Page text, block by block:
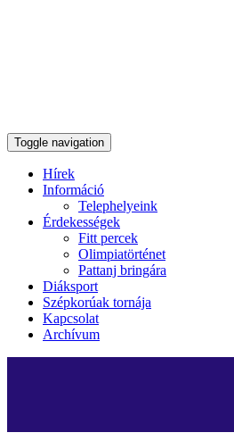
Toggle navigation
Hírek
Információ
Telephelyeink
Érdekességek
Fitt percek
Olimpiatörténet
Pattanj bringára
Diáksport
Szépkorúak tornája
Kapcsolat
Archívum